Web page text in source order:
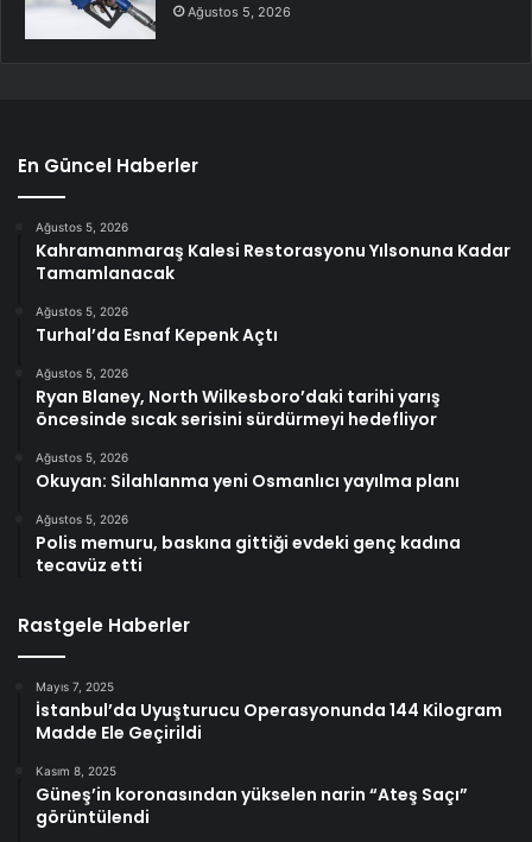
Ağustos 5, 2026
En Güncel Haberler
Ağustos 5, 2026
Kahramanmaraş Kalesi Restorasyonu Yılsonuna Kadar
Tamamlanacak
Ağustos 5, 2026
Turhal’da Esnaf Kepenk Açtı
Ağustos 5, 2026
Ryan Blaney, North Wilkesboro’daki tarihi yarış
öncesinde sıcak serisini sürdürmeyi hedefliyor
Ağustos 5, 2026
Okuyan: Silahlanma yeni Osmanlıcı yayılma planı
Ağustos 5, 2026
Polis memuru, baskına gittiği evdeki genç kadına
tecavüz etti
Rastgele Haberler
Mayıs 7, 2025
İstanbul’da Uyuşturucu Operasyonunda 144 Kilogram
Madde Ele Geçirildi
Kasım 8, 2025
Güneş’in koronasından yükselen narin “Ateş Saçı”
görüntülendi